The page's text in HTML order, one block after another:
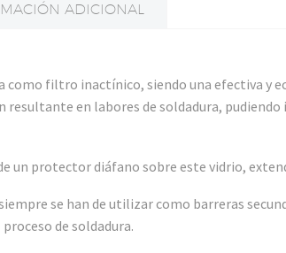
ADICIONAL
como filtro inactínico, siendo una efectiva y
resultante en labores de soldadura,
un protector diáfano sobre este vidrio,
se han de utilizar como barreras
de soldadura.